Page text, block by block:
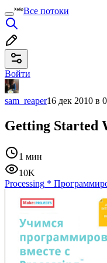
Все потоки
Войти
sam_reaper16 дек 2010 в
Getting Started
1 мин
10K
Processing *